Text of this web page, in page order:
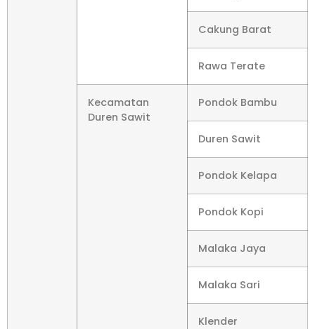
Cakung Barat
Rawa Terate
Kecamatan
Duren Sawit
Pondok Bambu
Duren Sawit
Pondok Kelapa
Pondok Kopi
Malaka Jaya
Malaka Sari
Klender